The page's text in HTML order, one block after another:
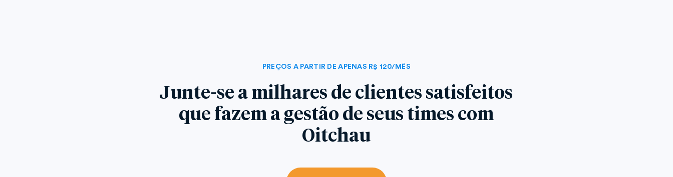
PREÇOS A PARTIR DE APENAS R$ 120/MÊS
Junte-se a milhares de clientes satisfeitos
que fazem a gestão de seus times com
Oitchau